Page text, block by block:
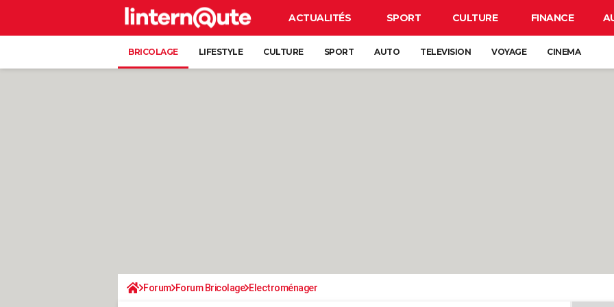
ACTUALITÉS SPORT CULTURE FINANCE
BRICOLAGE LIFESTYLE CULTURE SPORT AUTO TELEVISION VOYAGE CINEMA
Forum Forum Bricolage Electroménager